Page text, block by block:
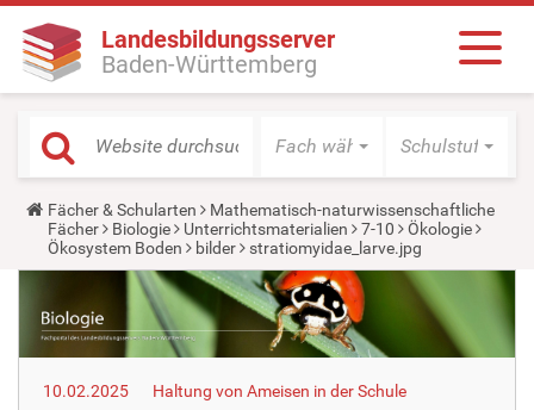
Landesbildungsserver
Baden-Württemberg
Fach wählen Schulstufe
Y
o
u
a
h
e
r
:
Fächer & Schularten
Mathematisch-naturwissenschaftliche
Fächer
Biologie Unterrichtsmaterialien 7-10
Ökologie
Ökosystem Boden
bilder stratiomyidae_larve.jpg
10.02.2025
Haltung von Ameisen in der Schule